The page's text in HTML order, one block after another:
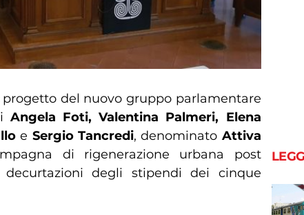
progetto del nuovo gruppo parlamentare
Angela Foti, Valentina Palmeri, Elena
e Sergio Tancredi, denominato Attiva
di rigenerazione urbana post
degli stipendi dei cinque